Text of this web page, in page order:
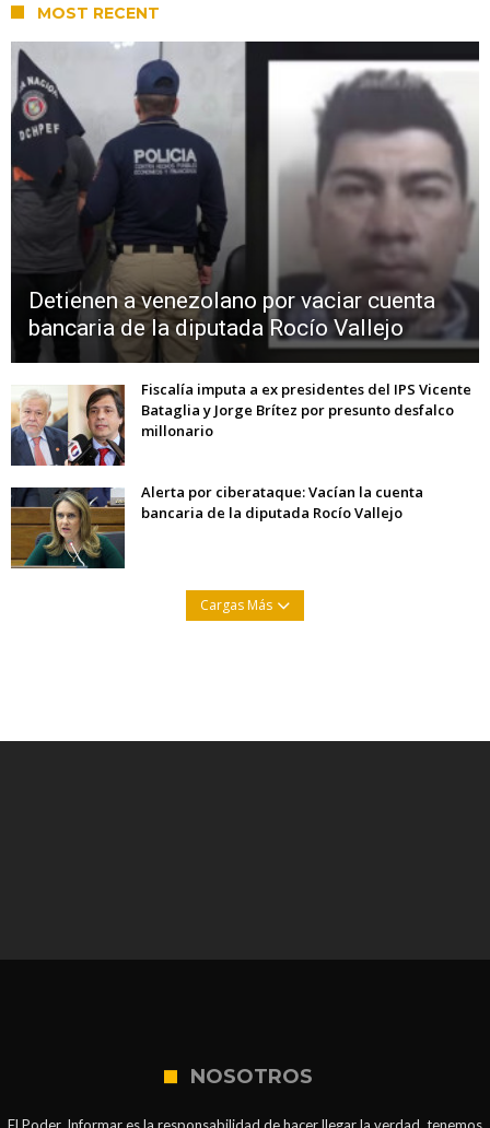
MOST RECENT
Detienen a venezolano por vaciar cuenta
bancaria de la diputada Rocío Vallejo
Fiscalía imputa a ex presidentes del IPS Vicente
Bataglia y Jorge Brítez por presunto desfalco
millonario
Alerta por ciberataque: Vacían la cuenta
bancaria de la diputada Rocío Vallejo
Cargas Más
NOSOTROS
El Poder. Informar es la responsabilidad de hacer llegar la verdad, tenemos